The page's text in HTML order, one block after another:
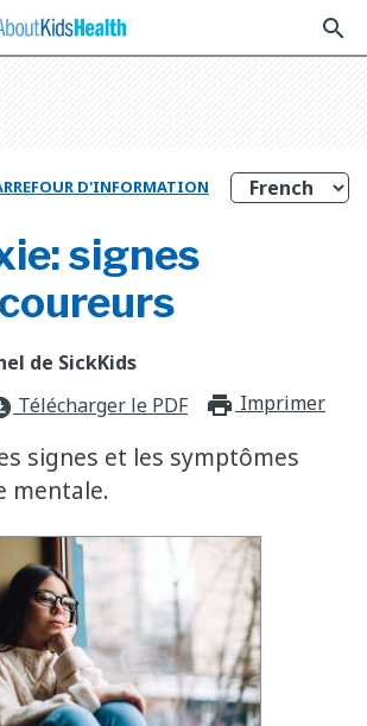
search
D'INFORMATION
signes
de SickKids
Télécharger le PDF Imprimer
signes et les symptômes
mentale.